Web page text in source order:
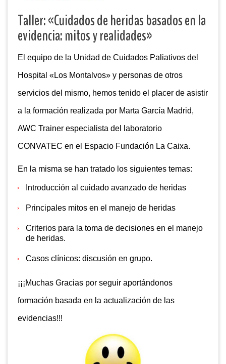
Taller: «Cuidados de heridas basados en la
evidencia: mitos y realidades»
El equipo de la Unidad de Cuidados Paliativos del
Hospital «Los Montalvos» y personas de otros
servicios del mismo, hemos tenido el placer de asistir
a la formación realizada por Marta García Madrid,
AWC Trainer especialista del laboratorio
CONVATEC en el Espacio Fundación La Caixa.
En la misma se han tratado los siguientes temas:
Introducción al cuidado avanzado de heridas
Principales mitos en el manejo de heridas
Criterios para la toma de decisiones en el manejo
de heridas.
Casos clínicos: discusión en grupo.
¡¡¡Muchas Gracias por seguir aportándonos
formación basada en la actualización de las
evidencias!!!